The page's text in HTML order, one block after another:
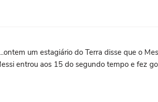
um estagiário do Terra disse que o
entrou aos 15 do segundo tempo e fez